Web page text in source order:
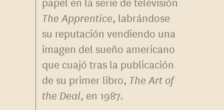
The Apprentice, labrándose
su reputación vendiendo una
imagen del sueño americano
que cuajó tras la publicación
de su primer libro, The Art of
the Deal, en 1987.